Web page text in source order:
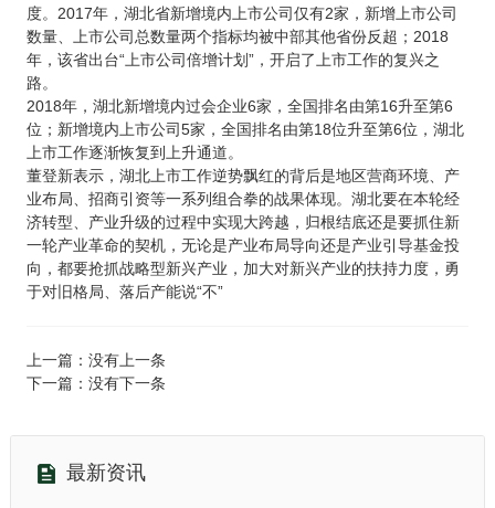
度。2017年，湖北省新增境内上市公司仅有2家，新增上市公司
数量、上市公司总数量两个指标均被中部其他省份反超；2018
年，该省出台“上市公司倍增计划”，开启了上市工作的复兴之
路。
2018年，湖北新增境内过会企业6家，全国排名由第16升至第6
位；新增境内上市公司5家，全国排名由第18位升至第6位，湖北
上市工作逐渐恢复到上升通道。
董登新表示，湖北上市工作逆势飘红的背后是地区营商环境、产
业布局、招商引资等一系列组合拳的战果体现。湖北要在本轮经
济转型、产业升级的过程中实现大跨越，归根结底还是要抓住新
一轮产业革命的契机，无论是产业布局导向还是产业引导基金投
向，都要抢抓战略型新兴产业，加大对新兴产业的扶持力度，勇
于对旧格局、落后产能说“不”
上一篇：没有上一条
下一篇：没有下一条
最新资讯